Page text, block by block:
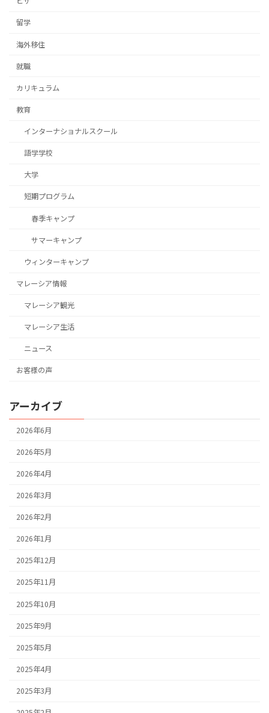
留学
海外移住
就職
カリキュラム
教育
インターナショナルスクール
語学学校
大学
短期プログラム
春季キャンプ
サマーキャンプ
ウィンターキャンプ
マレーシア情報
マレーシア観光
マレーシア生活
ニュース
お客様の声
アーカイブ
2026年6月
2026年5月
2026年4月
2026年3月
2026年2月
2026年1月
2025年12月
2025年11月
2025年10月
2025年9月
2025年5月
2025年4月
2025年3月